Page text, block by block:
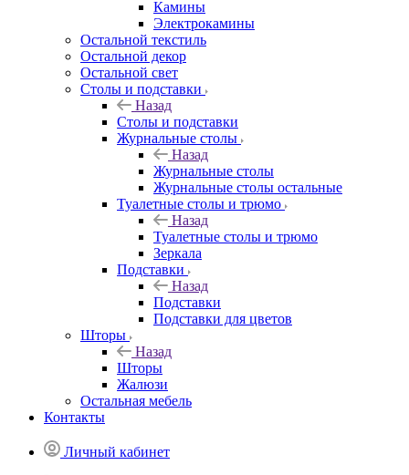
Камины
Электрокамины
Остальной текстиль
Остальной декор
Остальной свет
Столы и подставки
Назад
Столы и подставки
Журнальные столы
Назад
Журнальные столы
Журнальные столы остальные
Туалетные столы и трюмо
Назад
Туалетные столы и трюмо
Зеркала
Подставки
Назад
Подставки
Подставки для цветов
Шторы
Назад
Шторы
Жалюзи
Остальная мебель
Контакты
Личный кабинет